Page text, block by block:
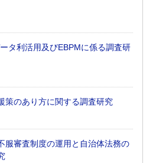
タ利活用及びEBPMに係る調査研
策のあり方に関する調査研究
服審査制度の運用と自治体法務の